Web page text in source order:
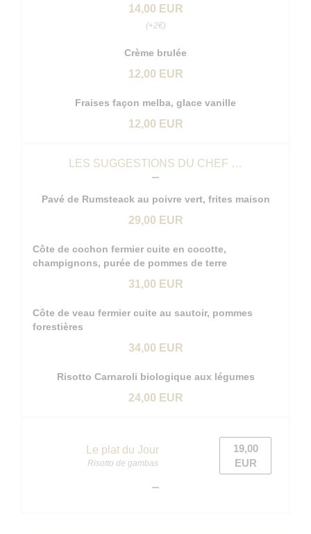
14,00 EUR
(+2€)
Crème brulée
12,00 EUR
Fraises façon melba, glace vanille
12,00 EUR
LES SUGGESTIONS DU CHEF …
Pavé de Rumsteack au poivre vert, frites maison
29,00 EUR
Côte de cochon fermier cuite en cocotte,
champignons, purée de pommes de terre
31,00 EUR
Côte de veau fermier cuite au sautoir, pommes
forestières
34,00 EUR
Risotto Carnaroli biologique aux légumes
24,00 EUR
Le plat du Jour
Risotto de gambas
19,00
EUR